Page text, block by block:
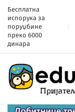
Бесплатна
испорука за
поруџбине
преко 6000
динара